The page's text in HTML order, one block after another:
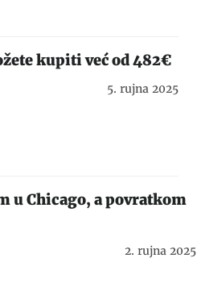
kupiti već od 482€
5. rujna 2025
u Chicago, a povratkom
2. rujna 2025